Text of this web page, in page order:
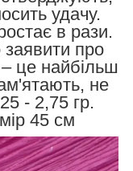
удачу.
в рази.
про
– це найбільш
не
- 2,75 гр.
45 см